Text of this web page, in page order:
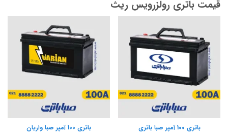
قیمت باتری رولزرویس ریث
باتری 100 آمپر صبا باتری
باتری 100 آمپر صبا واریان